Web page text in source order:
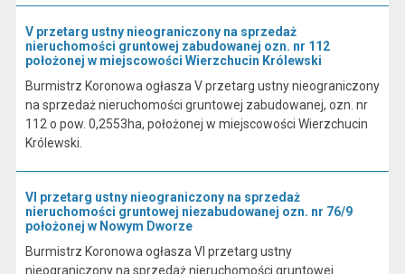
V przetarg ustny nieograniczony na sprzedaż
nieruchomości gruntowej zabudowanej ozn. nr 112
położonej w miejscowości Wierzchucin Królewski
Burmistrz Koronowa ogłasza V przetarg ustny nieograniczony
na sprzedaż nieruchomości gruntowej zabudowanej, ozn. nr
112 o pow. 0,2553ha, położonej w miejscowości Wierzchucin
Królewski.
VI przetarg ustny nieograniczony na sprzedaż
nieruchomości gruntowej niezabudowanej ozn. nr 76/9
położonej w Nowym Dworze
Burmistrz Koronowa ogłasza VI przetarg ustny
nieograniczony na sprzedaż nieruchomości gruntowej